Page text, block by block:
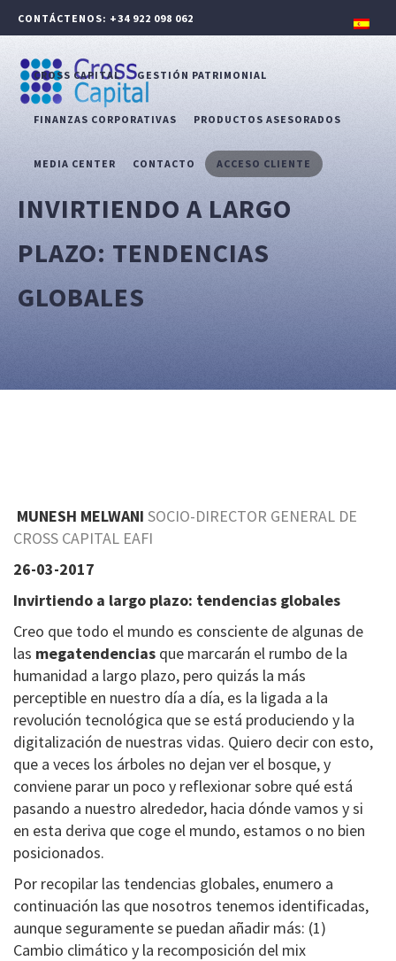
CONTÁCTENOS: +34 922 098 062
CROSS CAPITAL GESTIÓN PATRIMONIAL
FINANZAS CORPORATIVAS PRODUCTOS ASESORADOS
MEDIA CENTER CONTACTO ACCESO CLIENTE
INVIRTIENDO A LARGO
PLAZO: TENDENCIAS
GLOBALES
MUNESH MELWANI SOCIO-DIRECTOR GENERAL DE
CROSS CAPITAL EAFI
26-03-2017
Invirtiendo a largo plazo: tendencias globales
Creo que todo el mundo es consciente de algunas de
las megatendencias que marcarán el rumbo de la
humanidad a largo plazo, pero quizás la más
perceptible en nuestro día a día, es la ligada a la
revolución tecnológica que se está produciendo y la
digitalización de nuestras vidas. Quiero decir con esto,
que a veces los árboles no dejan ver el bosque, y
conviene parar un poco y reflexionar sobre qué está
pasando a nuestro alrededor, hacia dónde vamos y si
en esta deriva que coge el mundo, estamos o no bien
posicionados.
Por recopilar las tendencias globales, enumero a
continuación las que nosotros tenemos identificadas,
aunque seguramente se puedan añadir más: (1)
Cambio climático y la recomposición del mix